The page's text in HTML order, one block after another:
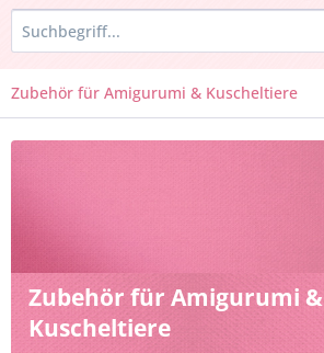
Zubehör für Amigurumi & Kuscheltiere
Zubehör für Amigurumi &
Kuscheltiere